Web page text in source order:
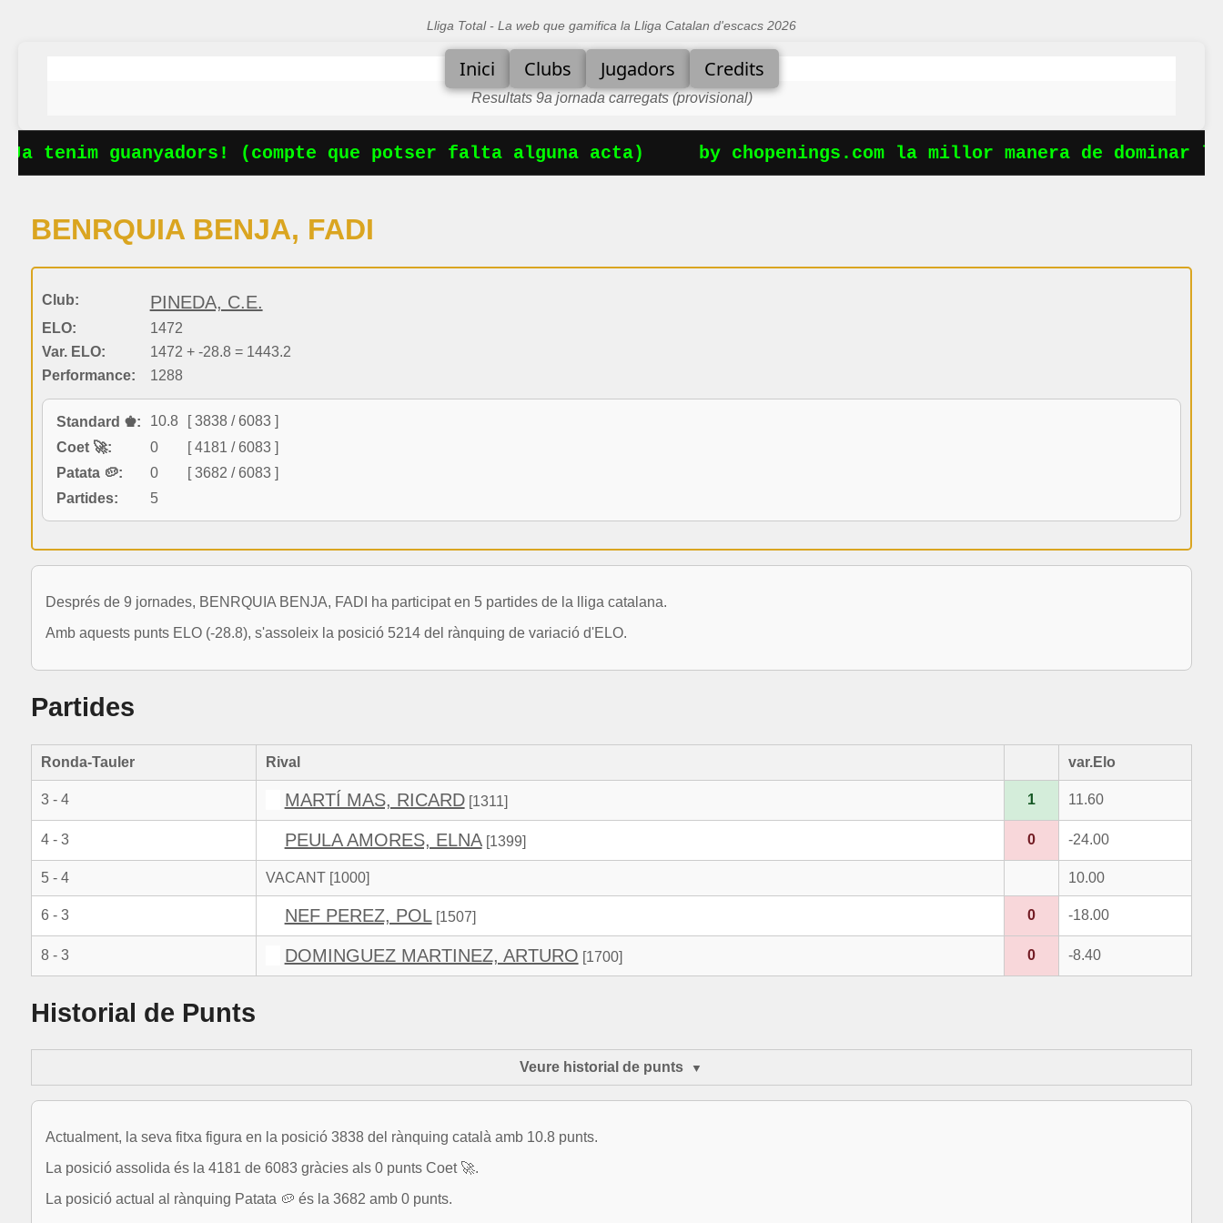
Lliga Total - La web que gamifica la Lliga Catalan d'escacs 2026
Inici Clubs Jugadors Credits
Resultats 9a jornada carregats (provisional)
tenim guanyadors! (compte que potser falta alguna acta) by chopenings.com la millor manera de dominar
BENRQUIA BENJA, FADI
Club: PINEDA, C.E.
ELO:
1472
Var. ELO:
1472 + -28.8 = 1443.2
Performance:
1288
Standard ♚: 10.8
[ 3838 / 6083 ]
Coet 🚀:
0
[ 4181 / 6083 ]
Patata 🥔:
0
[ 3682 / 6083 ]
Partides:
5
Després de 9 jornades, BENRQUIA BENJA, FADI ha participat en 5 partides de la lliga catalana.
Amb aquests punts ELO (-28.8), s'assoleix la posició 5214 del rànquing de variació d'ELO.
Partides
Ronda-Tauler Rival var.Elo
3 - 4 MARTÍ MAS, RICARD[1311] 1 11.60
4 - 3 PEULA AMORES, ELNA[1399] 0 -24.00
5 - 4 VACANT [1000] 10.00
6 - 3 NEF PEREZ, POL[1507] 0 -18.00
8 - 3 DOMINGUEZ MARTINEZ, ARTURO [1700] 0 -8.40
Historial de Punts
Veure historial de punts
Actualment, la seva fitxa figura en la posició 3838 del rànquing català amb 10.8 punts.
La posició assolida és la 4181 de 6083 gràcies als 0 punts Coet 🚀.
La posició actual al rànquing Patata 🥔 és la 3682 amb 0 punts.